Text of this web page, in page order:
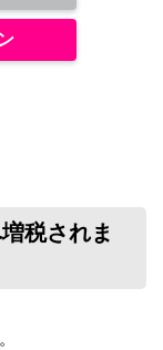
税されま